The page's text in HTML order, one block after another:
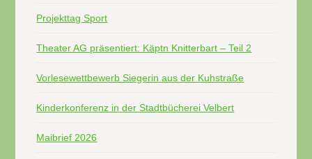
Projekttag Sport
Theater AG präsentiert: Käptn Knitterbart – Teil 2
Vorlesewettbewerb Siegerin aus der Kuhstraße
Kinderkonferenz in der Stadtbücherei Velbert
Maibrief 2026